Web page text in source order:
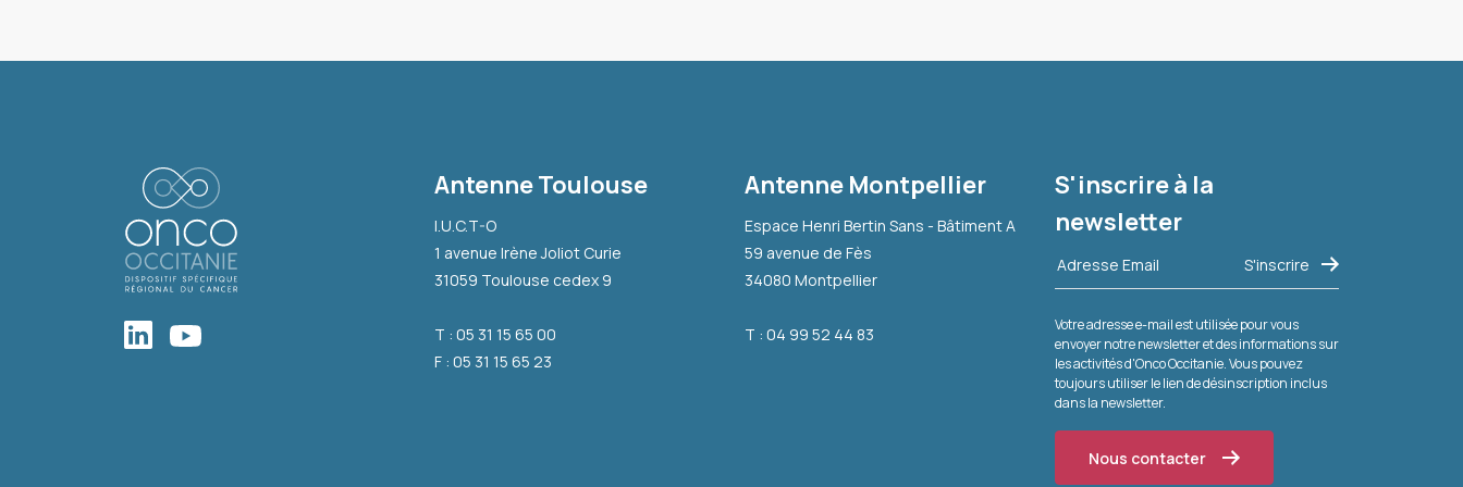
Antenne Toulouse
I.U.C.T-O
1 avenue Irène Joliot Curie
31059 Toulouse cedex 9
T : 05 31 15 65 00
F : 05 31 15 65 23
Antenne Montpellier
Espace Henri Bertin Sans - Bâtiment A
59 avenue de Fès
34080 Montpellier
T : 04 99 52 44 83
S'inscrire à la
newsletter
Votre adresse e-mail est utilisée pour vous
envoyer notre newsletter et des informations sur
les activités d'Onco Occitanie. Vous pouvez
toujours utiliser le lien de désinscription inclus
dans la newsletter.
Nous contacter